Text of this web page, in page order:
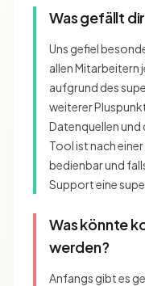
Was gefällt
Uns gefiel
allen Mitarbeitern
aufgrund des
weiterer
Datenquellen
Tool ist nach
bedienbar und
Support eine
Was könnte
werden?
Anfangs gibt es